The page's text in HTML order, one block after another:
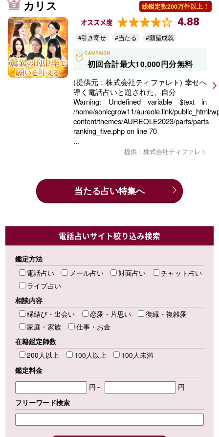
カリス 総鑑定数200万件以上！
オススメ度 4.88
#引き寄せ #当たる #願望成就
初回合計最大10,000円分無料
(提供元：株式会社ティファレト) 幸せへ
導く電話占いと題された、自分
Warning: Undefined variable $text in
/home/sonicgrow11/aureole.link/public_html/
content/themes/AUREOLE2023/parts/parts-
ranking_five.phpon line70
...
提供：株式会社ティファレト
当たる占い特集へ
電話占いサイト絞り込み検索
鑑定方法
電話占い
メール占い 対面占い
チャット占い
ライブ占い
相談内容
縁結び・出会い
恋愛・片思い
復縁・複雑愛
家庭・家族
仕事・お金
在籍鑑定師数
200人以上
100人以上
100人未満
鑑定料金
円～
円
フリーワード検索